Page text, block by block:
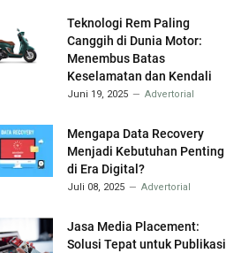
Teknologi Rem Paling
Canggih di Dunia Motor:
Menembus Batas
Keselamatan dan Kendali
Juni 19, 2025 Advertorial
Mengapa Data Recovery
Menjadi Kebutuhan Penting
di Era Digital?
Juli 08, 2025 Advertorial
Jasa Media Placement:
Solusi Tepat untuk Publikasi